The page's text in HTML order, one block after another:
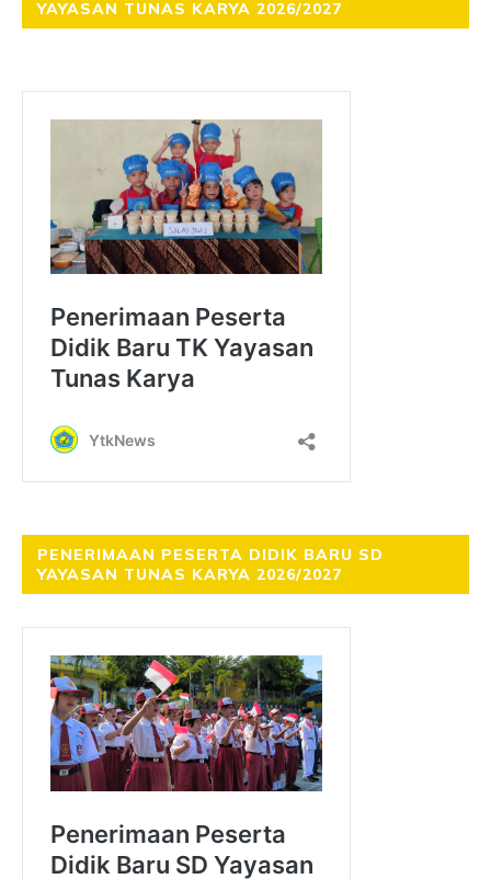
YAYASAN TUNAS KARYA 2026/2027
PENERIMAAN PESERTA DIDIK BARU SD
YAYASAN TUNAS KARYA 2026/2027